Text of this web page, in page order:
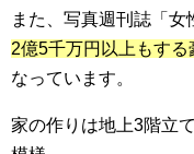
また、写真週刊誌「
2億5千万円以上もする
なっています。
家の作りは地上3階立